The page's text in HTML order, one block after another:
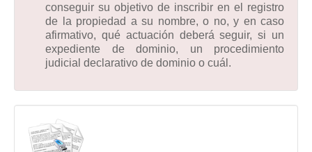
conseguir su objetivo de inscribir en el registro
de la propiedad a su nombre, o no, y en caso
afirmativo, qué actuación deberá seguir, si un
expediente de dominio, un procedimiento
judicial declarativo de dominio o cuál.